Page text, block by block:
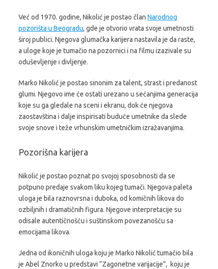
Već od 1970. godine, Nikolić je postao član Narodnog
pozorišta u Beogradu, gde je otvorio vrata svoje umetnosti
široj publici. Njegova glumačka karijera nastavila je da raste,
a uloge koje je tumačio na pozornici i na filmu izazivale su
oduševljenje i divljenje.
Marko Nikolić je postao sinonim za talent, strast i predanost
glumi. Njegovo ime će ostati urezano u sećanjima generacija
koje su ga gledale na sceni i ekranu, dok će njegova
zaostavština i dalje inspirisati buduće umetnike da slede
svoje snove i teže vrhunskim umetničkim izražavanjima.
Pozorišna karijera
Nikolić je postao poznat po svojoj sposobnosti da se
potpuno predaje svakom liku kojeg tumači. Njegova paleta
uloga je bila raznovrsna i duboka, od komičnih likova do
ozbiljnih i dramatičnih figura. Njegove interpretacije su
odisale autentičnošću i suštinskom povezanošću sa
emocijama likova.
Jedna od ikoničnih uloga koju je Marko Nikolić tumačio bila
je Abel Znorko u predstavi “Zagonetne varijacije”, koju je